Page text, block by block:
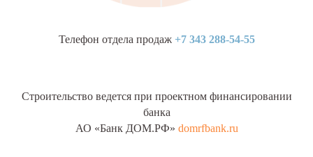
Телефон отдела продаж +7 343 288-54-55
Строительство ведется при проектном финансировании
банка
АО «Банк ДОМ.РФ» domrfbank.ru